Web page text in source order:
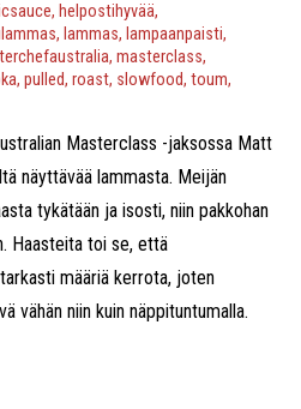
, helpostihyvää,
, lammas, lampaanpaisti,
, masterclass,
, pulled, roast, slowfood, toum,
Masterclass -jaksossa Matt
näyttävää lammasta. Meijän
tykätään ja isosti, niin pakkohan
Haasteita toi se, että
määriä kerrota, joten
vähän niin kuin näppituntumalla.